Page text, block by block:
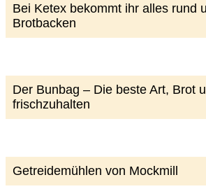
Bei Ketex bekommt ihr alles rund
Brotbacken
Der Bunbag – Die beste Art, Brot
frischzuhalten
Getreidemühlen von Mockmill